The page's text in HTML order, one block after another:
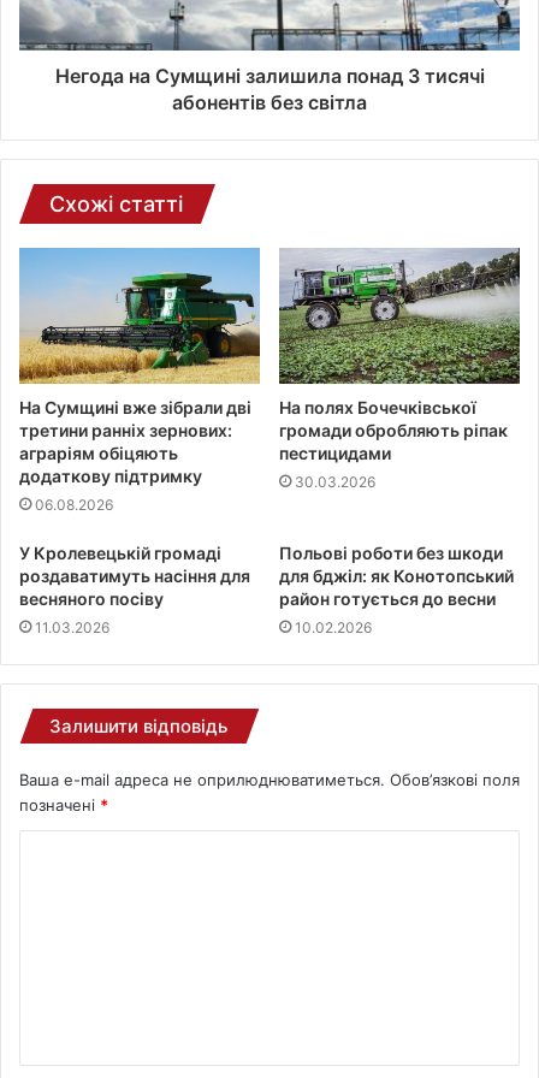
н
н
о
и
Негода на Сумщині залишила понад 3 тисячі
абонентів без світла
Схожі статті
На Сумщині вже зібрали дві
третини ранніх зернових:
аграріям обіцяють
додаткову підтримку
06.08.2026
На полях Бочечківської
громади обробляють ріпак
пестицидами
30.03.2026
У Кролевецькій громаді
роздаватимуть насіння для
весняного посіву
11.03.2026
Польові роботи без шкоди
для бджіл: як Конотопський
район готується до весни
10.02.2026
Залишити відповідь
Ваша e-mail адреса не оприлюднюватиметься. Обов’язкові поля
позначені *